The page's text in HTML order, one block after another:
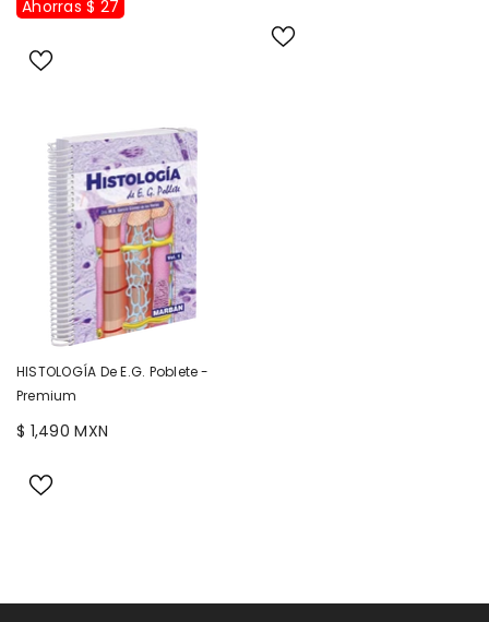
Ahorras $ 27
HISTOLOGÍA De E.G. Poblete -
Premium
$ 1,490 MXN